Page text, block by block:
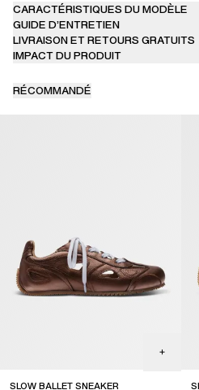
CARACTÉRISTIQUES DU MODÈLE
GUIDE D’ENTRETIEN
LIVRAISON ET RETOURS GRATUITS
IMPACT DU PRODUIT
RÉCOMMANDÉ
SLOW BALLET SNEAKER